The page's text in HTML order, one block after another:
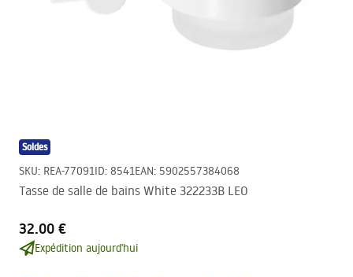
Soldes
SKU: REA-77091ID: 8541EAN: 5902557384068
Tasse de salle de bains White 322233B LEO
32.00 €
Expédition aujourd'hui